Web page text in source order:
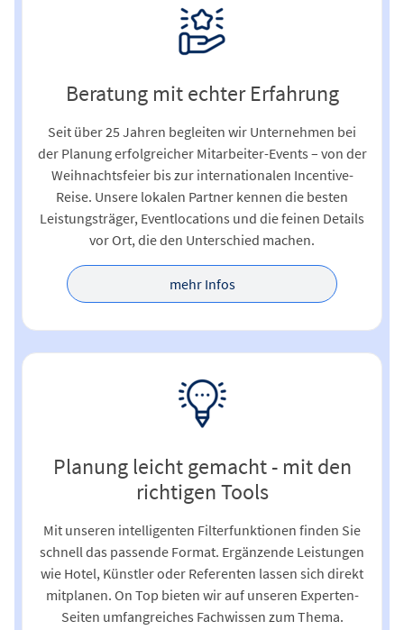
Beratung mit echter Erfahrung
Seit über 25 Jahren begleiten wir Unternehmen bei
der Planung erfolgreicher Mitarbeiter-Events – von der
Weihnachtsfeier bis zur internationalen Incentive-
Reise. Unsere lokalen Partner kennen die besten
Leistungsträger, Eventlocations und die feinen Details
vor Ort, die den Unterschied machen.
mehr Infos
Planung leicht gemacht - mit den
richtigen Tools
Mit unseren intelligenten Filterfunktionen finden Sie
schnell das passende Format. Ergänzende Leistungen
wie Hotel, Künstler oder Referenten lassen sich direkt
mitplanen. On Top bieten wir auf unseren Experten-
Seiten umfangreiches Fachwissen zum Thema.